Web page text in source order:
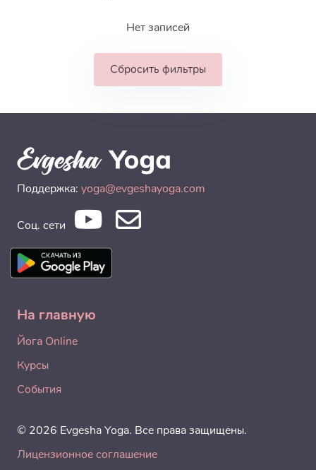
Нет записей
Сбросить фильтры
Поддержка: yoga@evgeshayoga.com
Соц. сети
На главную
Йога Online
Курсы
События
© 2026 Evgesha Yoga. Все права защищены.
Лицензионное соглашение